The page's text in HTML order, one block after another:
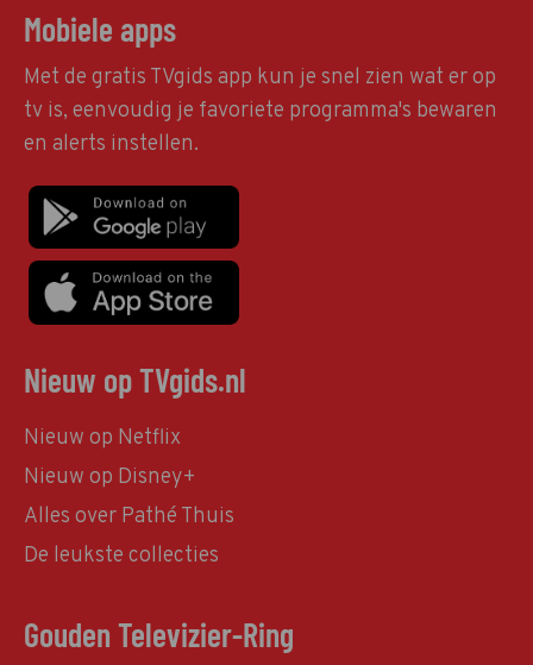
Mobiele apps
Met de gratis TVgids app kun je snel zien wat er op
tv is, eenvoudig je favoriete programma's bewaren
en alerts instellen.
Nieuw op TVgids.nl
Nieuw op Netflix
Nieuw op Disney+
Alles over Pathé Thuis
De leukste collecties
Gouden Televizier-Ring